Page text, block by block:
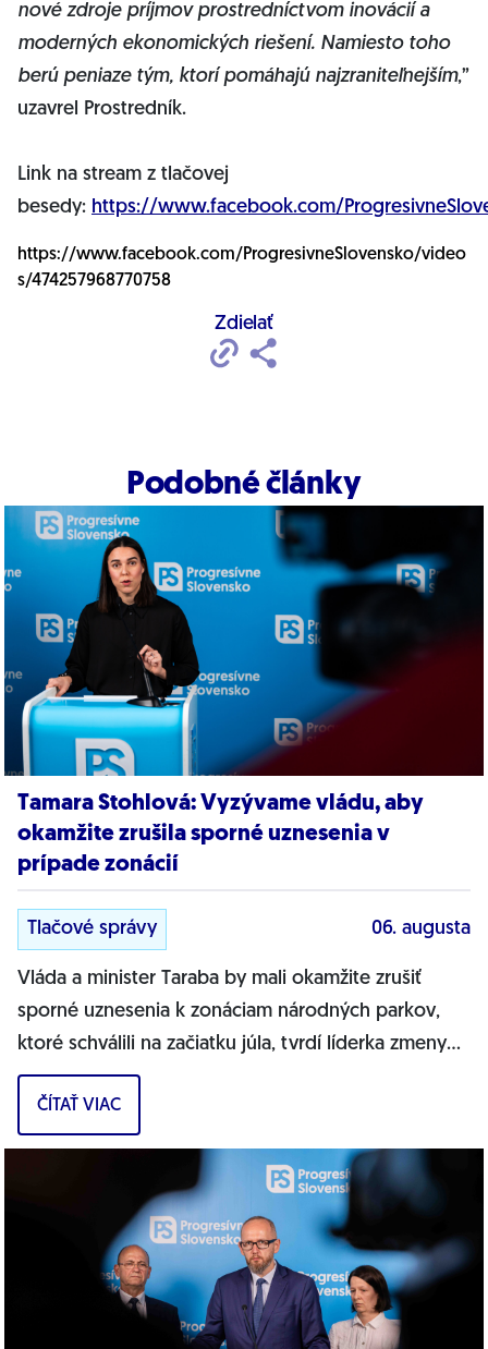
nové zdroje príjmov prostredníctvom inovácií a
moderných ekonomických riešení. Namiesto toho
berú peniaze tým, ktorí pomáhajú najzraniteľnejším,”
uzavrel Prostredník.
Link na stream z tlačovej
besedy: https://www.facebook.com/
https://www.facebook.com/ProgresivneSlovensko/video
s/474257968770758
Zdielať
Podobné články
Tamara Stohlová: Vyzývame vládu, aby
okamžite zrušila sporné uznesenia v
prípade zonácií
Tlačové správy 06. augusta
Vláda a minister Taraba by mali okamžite zrušiť
sporné uznesenia k zonáciam národných parkov,
ktoré schválili na začiatku júla, tvrdí líderka zmeny
PS pre životné prostredie Tamara...
ČÍTAŤ VIAC